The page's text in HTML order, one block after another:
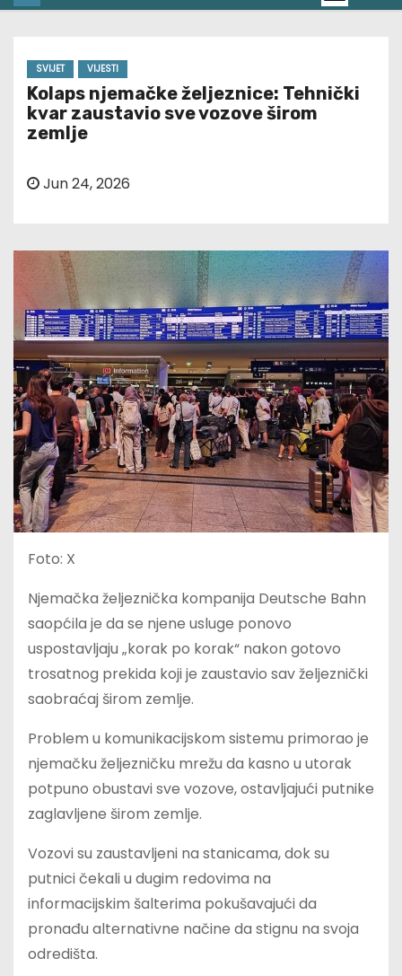
SVIJET VIJESTI
Kolaps njemačke željeznice: Tehnički
kvar zaustavio sve vozove širom
zemlje
Jun 24, 2026
Foto: X
Njemačka željeznička kompanija Deutsche Bahn
saopćila je da se njene usluge ponovo
uspostavljaju „korak po korak“ nakon gotovo
trosatnog prekida koji je zaustavio sav željeznički
saobraćaj širom zemlje.
Problem u komunikacijskom sistemu primorao je
njemačku željezničku mrežu da kasno u utorak
potpuno obustavi sve vozove, ostavljajući putnike
zaglavljene širom zemlje.
Vozovi su zaustavljeni na stanicama, dok su
putnici čekali u dugim redovima na
informacijskim šalterima pokušavajući da
pronađu alternativne načine da stignu na svoja
odredišta.